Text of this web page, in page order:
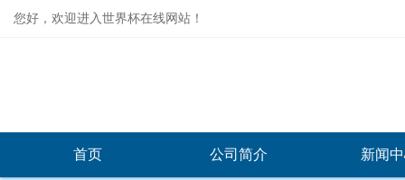
您好，欢迎进入世界杯在线网站！
首页 公司简介 新闻